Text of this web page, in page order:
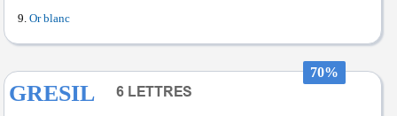
Or blanc
70%
GRESIL